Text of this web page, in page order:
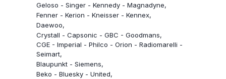
Geloso - Singer - Kennedy - Magnadyne
Fenner - Kerion - Kneisser - Kennex
Daewoo
Crystall - Capsonic - GBC - Goodmans
CGE - Imperial - Philco - Orion - Radiomarelli -
Seimart
Blaupunkt - Siemens
Beko - Bluesky - United